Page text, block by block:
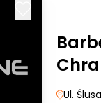
Ul.